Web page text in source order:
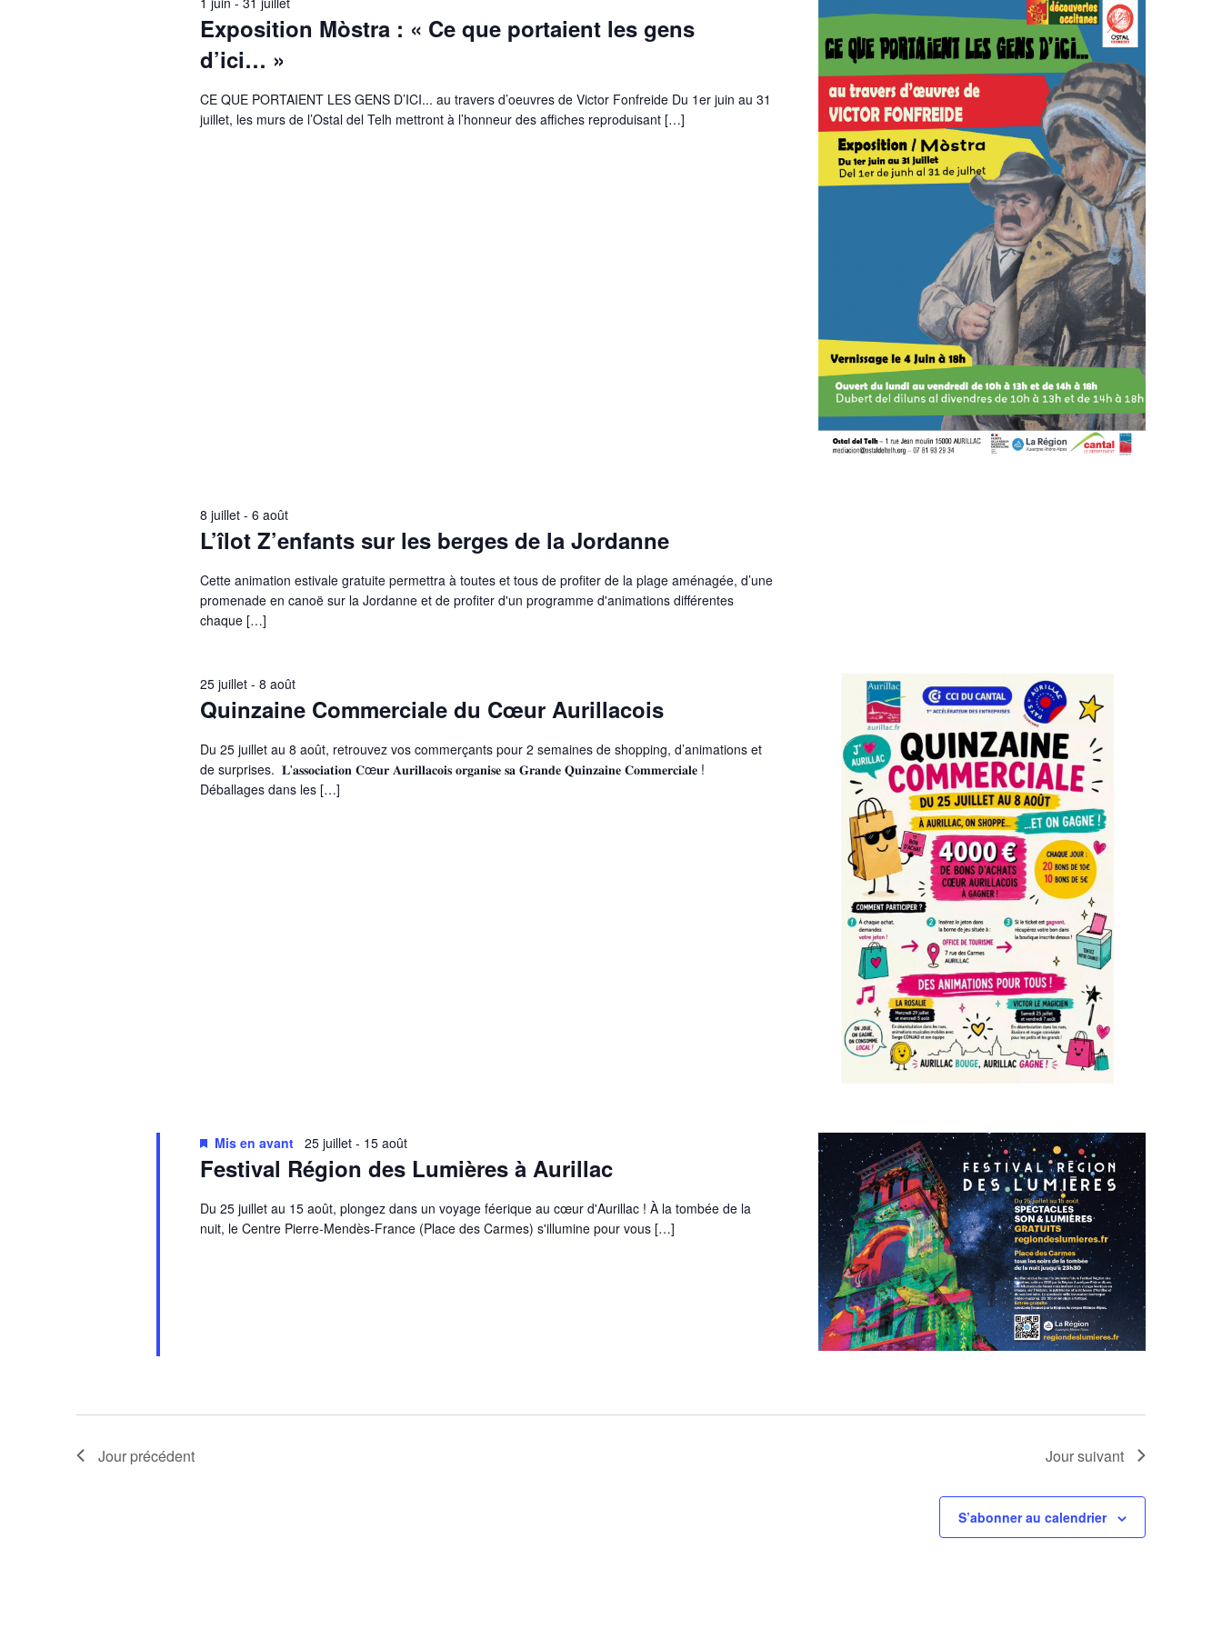
Exposition Mòstra : « Ce que portaient les gens
d’ici… »
CE QUE PORTAIENT LES GENS D’ICI... au travers d’oeuvres de Victor Fonfreide Du 1er juin au 31
juillet, les murs de l’Ostal del Telh mettront à l’honneur des affiches reproduisant […]
L’îlot Z’enfants sur les berges de la Jordanne
8 juillet- 6 août
Cette animation estivale gratuite permettra à toutes et tous de profiter de la plage aménagée, d’une
promenade en canoë sur la Jordanne et de profiter d'un programme d'animations différentes
chaque […]
Quinzaine Commerciale du Cœur Aurillacois
25 juillet- 8 août
Du 25 juillet au 8 août, retrouvez vos commerçants pour 2 semaines de shopping, d’animations et
de surprises. 𝐋'𝐚𝐬𝐬𝐨𝐜𝐢𝐚𝐭𝐢𝐨𝐧 𝐂œ𝐮𝐫 𝐀𝐮𝐫𝐢𝐥𝐥𝐚𝐜𝐨𝐢𝐬 𝐨𝐫𝐠𝐚𝐧𝐢𝐬𝐞 𝐬𝐚 𝐆𝐫𝐚𝐧𝐝𝐞 𝐐𝐮𝐢𝐧𝐳𝐚𝐢𝐧𝐞 𝐂𝐨𝐦𝐦𝐞𝐫𝐜𝐢𝐚𝐥𝐞 !
Déballages dans les […]
Festival Région des Lumières à Aurillac
Mis en avant 25 juillet- 15 août
Du 25 juillet au 15 août, plongez dans un voyage féerique au cœur d'Aurillac ! À la tombée de la
nuit, le Centre Pierre-Mendès-France (Place des Carmes) s'illumine pour vous […]
Jour précédent Jour suivant
S’abonner au calendrier